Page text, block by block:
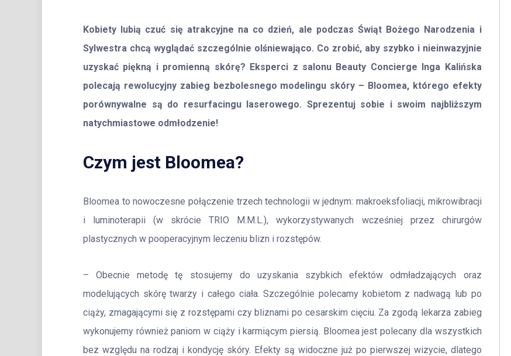
Kobiety lubią czuć się atrakcyjne na co dzień, ale podczas Świąt Bożego Narodzenia i
Sylwestra chcą wyglądać szczególnie olśniewająco. Co zrobić, aby szybko i nieinwazyjnie
uzyskać piękną i promienną skórę? Eksperci z salonu Beauty Concierge Inga Kalińska
polecają rewolucyjny zabieg bezbolesnego modelingu skóry – Bloomea, którego efekty
porównywalne są do resurfacingu laserowego. Sprezentuj sobie i swoim najbliższym
natychmiastowe odmłodzenie!
Czym jest Bloomea?
Bloomea to nowoczesne połączenie trzech technologii w jednym: makroeksfoliacji, mikrowibracji
i luminoterapii (w skrócie TRIO M.M.L.), wykorzystywanych wcześniej przez chirurgów
plastycznych w pooperacyjnym leczeniu blizn i rozstępów.
– Obecnie metodę tę stosujemy do uzyskania szybkich efektów odmładzających oraz
modelujących skórę twarzy i całego ciała. Szczególnie polecamy kobietom z nadwagą lub po
ciąży, zmagającymi się z rozstępami czy bliznami po cesarskim cięciu. Za zgodą lekarza zabieg
wykonujemy również paniom w ciąży i karmiącym piersią. Bloomea jest polecany dla wszystkich
bez względu na rodzaj i kondycję skóry. Efekty są widoczne już po pierwszej wizycie, dlatego